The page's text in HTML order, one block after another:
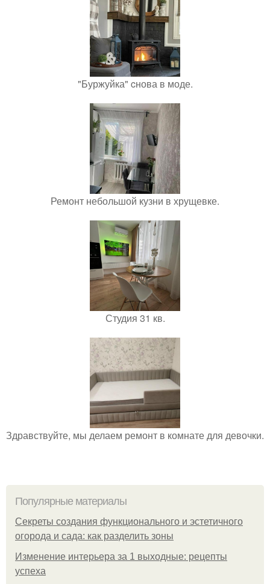
"Буржуйка" cнова в моде.
Ремонт небольшой кузни в хрущевке.
Студия 31 кв.
Здравствуйте, мы делаем ремонт в комнате для девочки.
Популярные материалы
Секреты создания функционального и эстетичного
огорода и сада: как разделить зоны
Изменение интерьера за 1 выходные: рецепты
успеха